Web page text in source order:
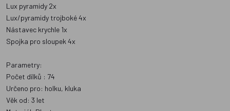
Lux pyramidy 2x
Lux/pyramidy trojboké 4x
Nástavec krychle 1x
Spojka pro sloupek 4x
Parametry:
Počet dílků : 74
Určeno pro: holku, kluka
Věk od: 3 let